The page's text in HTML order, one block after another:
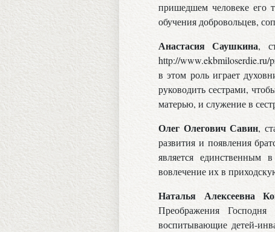
пришедшем человеке его
обучения добровольцев,
Анастасия Саушкина,
http://www.ekbmiloserdie.ru/
в этом роль играет
руководить сестрами,
матерью, и служение в
Олег Олегович Савин,
развития и появления
является единственным
вовлечение их в
Наталья Алексеевна
Преображения
воспитывающие детей-